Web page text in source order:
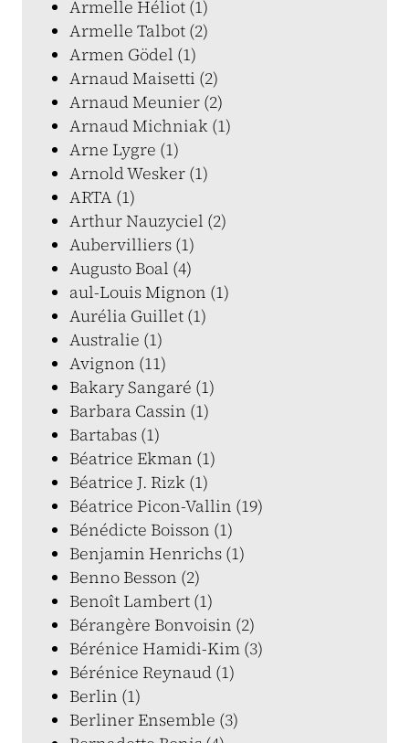
Armelle Héliot (1)
Armelle Talbot (2)
Armen Gödel (1)
Arnaud Maisetti (2)
Arnaud Meunier (2)
Arnaud Michniak (1)
Arne Lygre (1)
Arnold Wesker (1)
ARTA (1)
Arthur Nauzyciel (2)
Aubervilliers (1)
Augusto Boal (4)
aul-Louis Mignon (1)
Aurélia Guillet (1)
Australie (1)
Avignon (11)
Bakary Sangaré (1)
Barbara Cassin (1)
Bartabas (1)
Béatrice Ekman (1)
Béatrice J. Rizk (1)
Béatrice Picon-Vallin (19)
Bénédicte Boisson (1)
Benjamin Henrichs (1)
Benno Besson (2)
Benoît Lambert (1)
Bérangère Bonvoisin (2)
Bérénice Hamidi-Kim (3)
Bérénice Reynaud (1)
Berlin (1)
Berliner Ensemble (3)